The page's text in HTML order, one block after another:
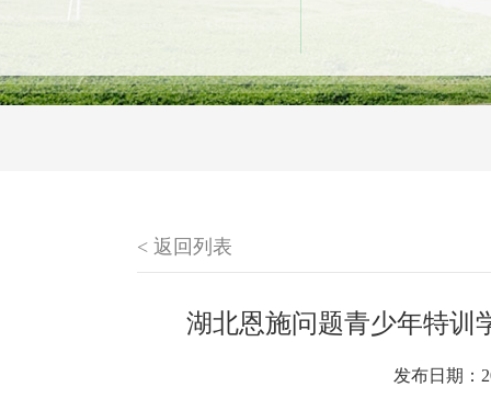
< 返回列表
湖北恩施问题青少年特训
发布日期：